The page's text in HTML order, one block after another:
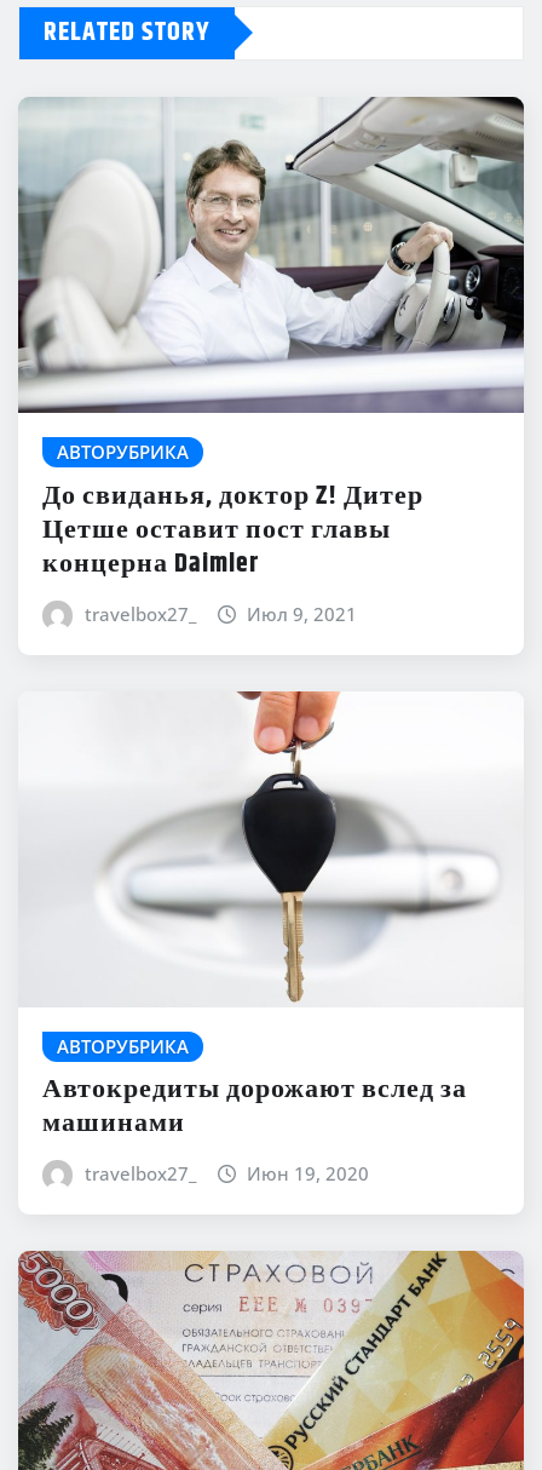
RELATED STORY
АВТОРУБРИКА
До свиданья, доктор Z! Дитер
Цетше оставит пост главы
концерна Daimler
travelbox27_ Июл 9, 2021
АВТОРУБРИКА
Автокредиты дорожают вслед за
машинами
travelbox27_ Июн 19, 2020